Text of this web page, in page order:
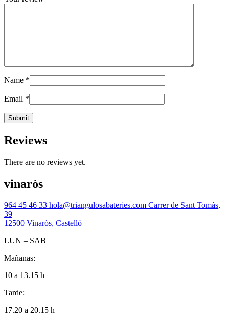
Name *
Email *
Reviews
There are no reviews yet.
vinaròs
964 45 46 33 hola@triangulosabateries.com Carrer de Sant Tomàs,
39
12500 Vinaròs, Castelló
LUN – SAB
Mañanas:
10 a 13.15 h
Tarde:
17.20 a 20.15 h